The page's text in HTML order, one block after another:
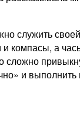
служить
и компасы, а
и выполнить